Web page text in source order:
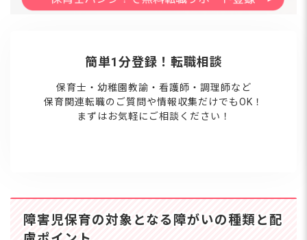
簡単1分登録！転職相談
保育士・幼稚園教諭・看護師・調理師など
保育関連転職のご質問や情報収集だけでもOK！
まずはお気軽にご相談ください！
障害児保育の対象となる障がいの種類と配